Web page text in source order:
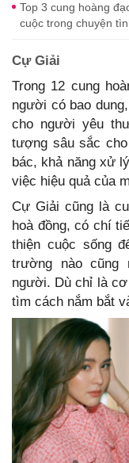
Top 3 cung hoàng
cuộc trong chuyện
Cự Giải
Trong 12 cung
người có bao
cho người yêu
tượng sâu sắc
bác, khả năng xử
việc hiệu quả của
Cự Giải cũng là
hoà đồng, có chí
thiện cuộc sống
trường nào cũng
người. Dù chỉ là
tìm cách nắm bắt